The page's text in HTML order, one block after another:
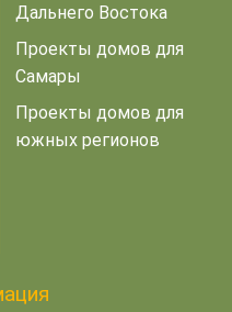
Дальнего Востока
Проекты домов для
Самары
Проекты домов для
южных регионов